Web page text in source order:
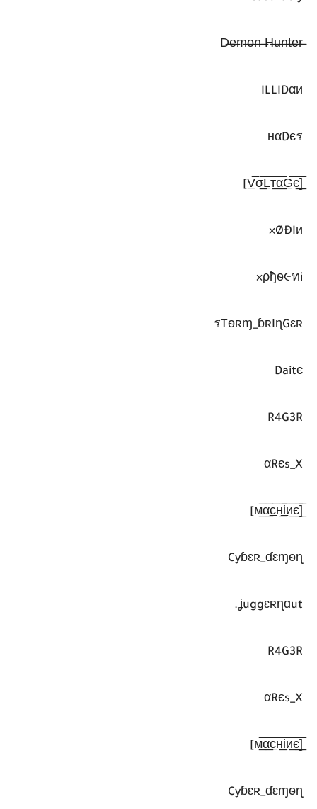
ILLIDαи
нαDєร
ØÐIи×
ρђѳ૯ทi×
รTѳʀɱ_ɓʀIɳGɛʀ
Daitє
R4G3R
αRєs_X
Cyɓɛʀ_ɗɛɱѳɳ
ʝuggɛʀɳɑut.
R4G3R
αRєs_X
Cyɓɛʀ_ɗɛɱѳɳ